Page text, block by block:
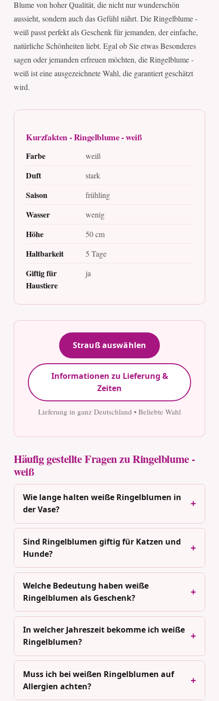
Blume von hoher Qualität, die nicht nur wunderschön
aussieht, sondern auch das Gefühl nährt. Die Ringelblume -
weiß passt perfekt als Geschenk für jemanden, der einfache,
natürliche Schönheiten liebt. Egal ob Sie etwas Besonderes
sagen oder jemanden erfreuen möchten, die Ringelblume -
weiß ist eine ausgezeichnete Wahl, die garantiert geschätzt
wird.
Kurzfakten - Ringelblume - weiß
Farbe weiß
Duft stark
Saison frühling
Wasser wenig
Höhe 50 cm
Haltbarkeit 5 Tage
Giftig für
Haustiere
ja
Strauß auswählen
Informationen zu Lieferung &
Zeiten
Lieferung in ganz Deutschland • Beliebte Wahl
Häufig gestellte Fragen zu Ringelblume -
weiß
Wie lange halten weiße Ringelblumen in
der Vase?
Sind Ringelblumen giftig für Katzen und
Hunde?
Welche Bedeutung haben weiße
Ringelblumen als Geschenk?
In welcher Jahreszeit bekomme ich weiße
Ringelblumen?
Muss ich bei weißen Ringelblumen auf
Allergien achten?